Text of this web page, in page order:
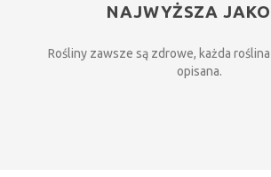
NAJWYŻSZA
Rośliny zawsze są zdrowe, każda
opisana.